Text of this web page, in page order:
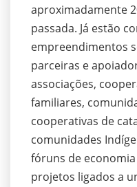
aproximadamente
passada. Já estão
empreendimentos
parceiras e
associações,
familiares,
cooperativas de
comunidades
fóruns de
projetos ligados a